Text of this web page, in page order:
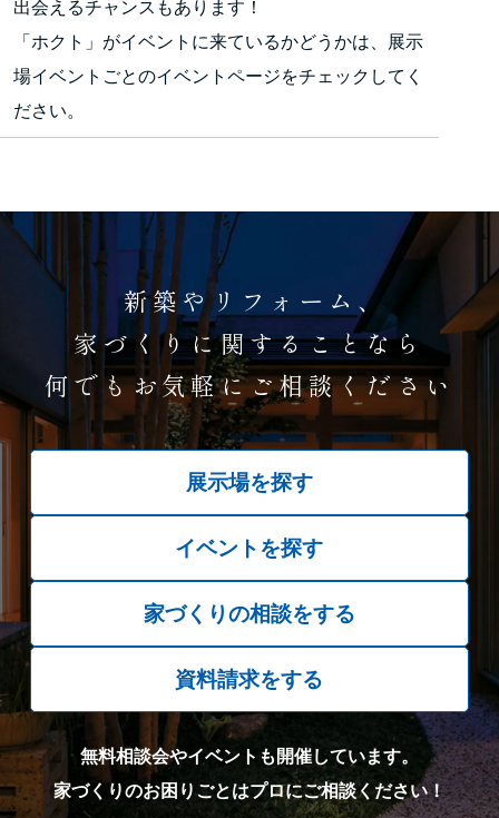
出会えるチャンスもあります！
「ホクト」がイベントに来ているかどうかは、展示
場イベントごとのイベントページをチェックしてく
ださい。
新築やリフォーム、
家づくりに関することなら
何でもお気軽にご相談ください
展示場を探す
イベントを探す
家づくりの相談をする
資料請求をする
無料相談会やイベントも開催しています。
家づくりのお困りごとはプロにご相談ください！